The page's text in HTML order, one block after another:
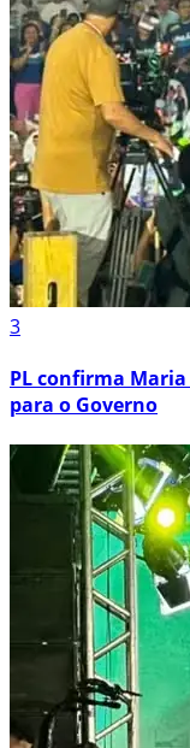
3
PL confirma
para o Governo